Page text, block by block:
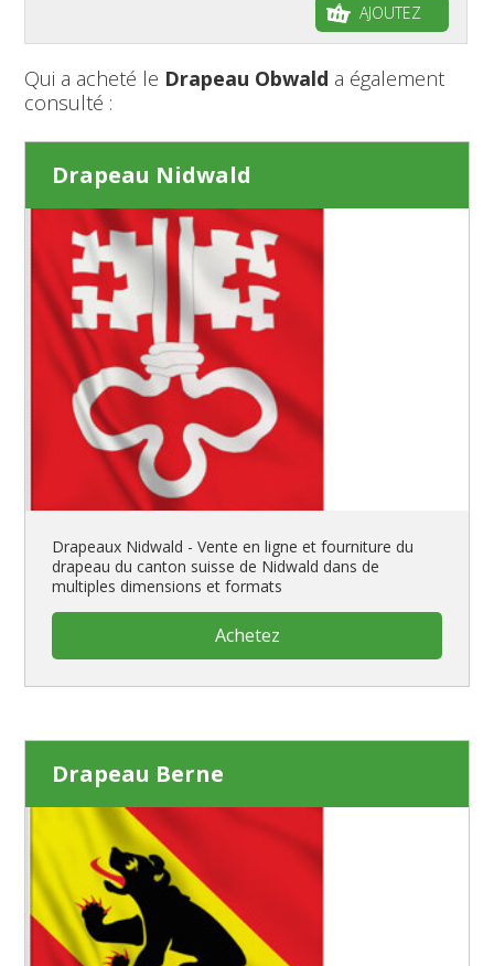
AJOUTEZ
Qui a acheté le Drapeau Obwald a également
consulté :
Drapeau Nidwald
Drapeaux Nidwald - Vente en ligne et fourniture du
drapeau du canton suisse de Nidwald dans de
multiples dimensions et formats
Achetez
Drapeau Berne